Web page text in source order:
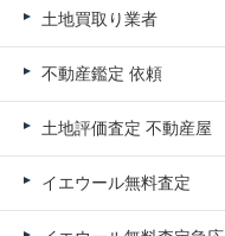
土地買取り業者
不動産鑑定 依頼
土地評価査定 不動産屋
イエウール無料査定